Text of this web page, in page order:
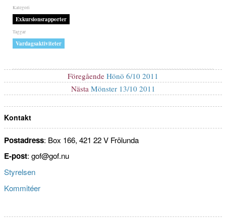
den
Kategorier
Exkursionsrapporter
Etiketter
Vardagsaktiviteter
Inläggsnavigering
Föregående Föregående
inlägg:
Hönö 6/10 2011
Nästa Nästa
Mönster 13/10 2011
Kontakt
Postadress: Box 166, 421 22 V Frölunda
E-post: gof@gof.nu
Styrelsen
Kommitéer